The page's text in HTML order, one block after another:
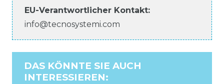
EU-Verantwortlicher Kontakt:
info@tecnosystemi.com
DAS KÖNNTE SIE AUCH
INTERESSIEREN: